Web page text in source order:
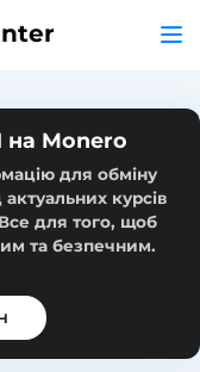
на Monero
для обміну
курсів
для того, щоб
та безпечним.